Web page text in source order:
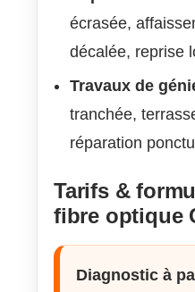
écrasée,
décalée, reprise
Travaux de
tranchée,
réparation
Tarifs &
fibre optique
Diagnostic à